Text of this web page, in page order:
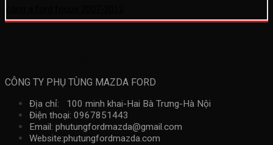
CÔNG TY PHỤ TÙNG MAZDA FORD
Địa chỉ: 100 minh khai-Hai Bà Trưng-Hà Nội
Điện thoại: 0967851443
Email: phutungfordmazda@gmail.com
Website:phutungfordmazda.com